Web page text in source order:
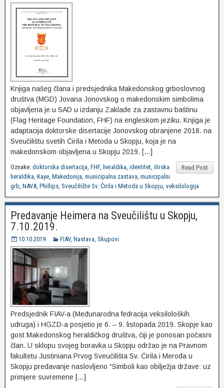
Knjiga našeg člana i predsjednika Makedonskog grboslovnog
društva (MGD) Jovana Jonovskog o makedonskim simbolima
objavljena je u SAD u izdanju Zaklade za zastavnu baštinu
(Flag Heritage Foundation, FHF) na engleskom jeziku. Knjiga je
adaptacija doktorske disertacije Jonovskog obranjene 2018. na
Sveučilištu svetih Ćirila i Metoda u Skopju, koja je na
makedonskom objavljena u Skopju 2019. […]
Read Post
Oznake: doktorska disertacija, FHF, heraldika, identitet, ilirska
heraldika, Kaye, Makedonija, municipalna zastava, municipalni
grb, NAVA, Phillips, Sveučilište Sv. Ćirila i Metoda u Skopju, veksilologija
Predavanje Heimera na Sveučilištu u Skopju,
7.10.2019.
10.10.2019. FIAV, Nastava, Skupovi
Predsjednik FIAV-a (Međunarodna fedracija veksiloloških
udruga) i HGZD-a posjetio je 6. – 9. listopada 2019. Skopje kao
gost Makedonskog heraldičkog društva, čiji je ponosan počasni
član. U sklopu svojeg boravka u Skopju održao je na Pravnom
fakultetu Justiniana Prvog Sveučilišta Sv. Ćirila i Meroda u
Skopju predavanje naslovljeno “Simboli kao obilježja države: uz
primjere suvremene […]